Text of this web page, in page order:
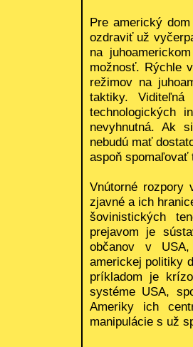
Pre americký
ozdraviť už
na
možnosť. Rýchle
režimov na
taktiky.
technologických
nevyhnutná. Ak
nebudú mať
aspoň spomaľovať
Vnútorné
zjavné a ich
šovinistických
prejavom je
občanov v
americkej politiky
príkladom je
systéme USA,
Ameriky ich
manipulácie s už